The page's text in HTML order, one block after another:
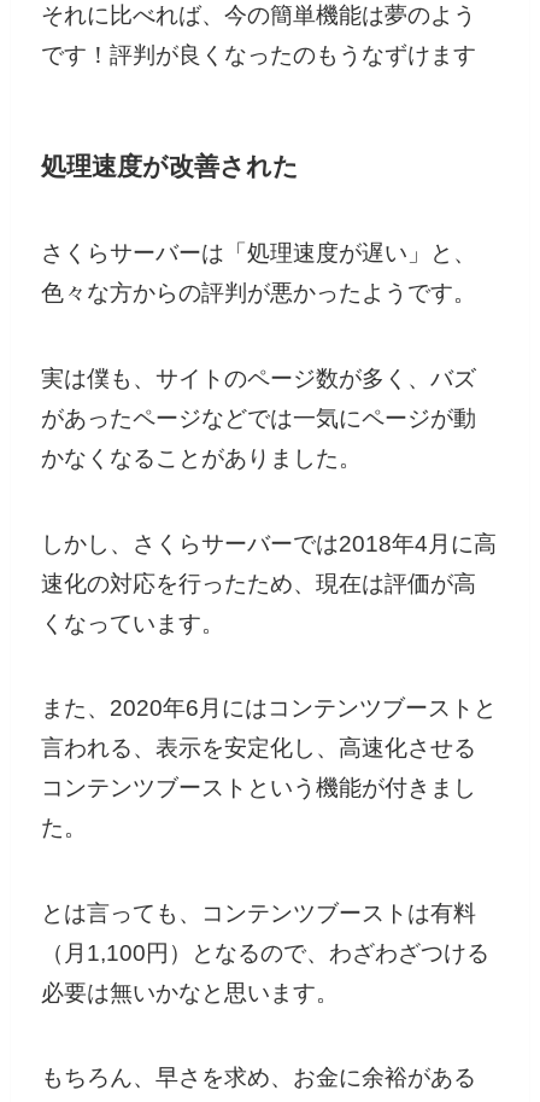
それに比べれば、今の簡単機能は夢のよう
です！評判が良くなったのもうなずけます
処理速度が改善された
さくらサーバーは「処理速度が遅い」と、
色々な方からの評判が悪かったようです。
実は僕も、サイトのページ数が多く、バズ
があったページなどでは一気にページが動
かなくなることがありました。
しかし、さくらサーバーでは2018年4月に高
速化の対応を行ったため、現在は評価が高
くなっています。
また、2020年6月にはコンテンツブーストと
言われる、表示を安定化し、高速化させる
コンテンツブーストという機能が付きまし
た。
とは言っても、コンテンツブーストは有料
（月1,100円）となるので、わざわざつける
必要は無いかなと思います。
もちろん、早さを求め、お金に余裕がある